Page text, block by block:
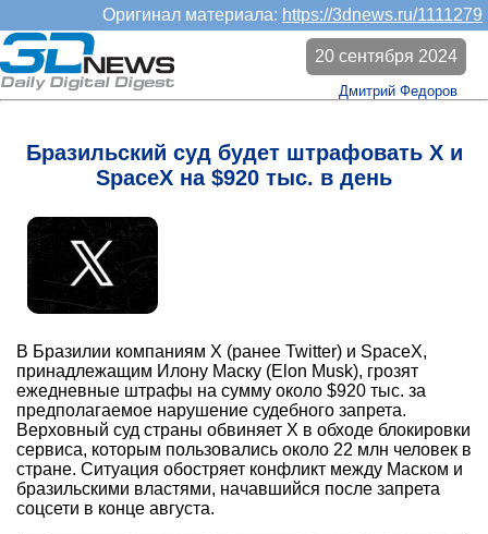
Оригинал материала: https://3dnews.ru/1111279
Бразильский суд будет штрафовать X и
SpaceX на $920 тыс. в день
20 сентября 2024
Дмитрий Федоров
В Бразилии компаниям X (ранее Twitter) и SpaceX,
принадлежащим Илону Маску (Elon Musk), грозят
ежедневные штрафы на сумму около $920 тыс. за
предполагаемое нарушение судебного запрета.
Верховный суд страны обвиняет X в обходе блокировки
сервиса, которым пользовались около 22 млн человек в
стране. Ситуация обостряет конфликт между Маском и
бразильскими властями, начавшийся после запрета
соцсети в конце августа.